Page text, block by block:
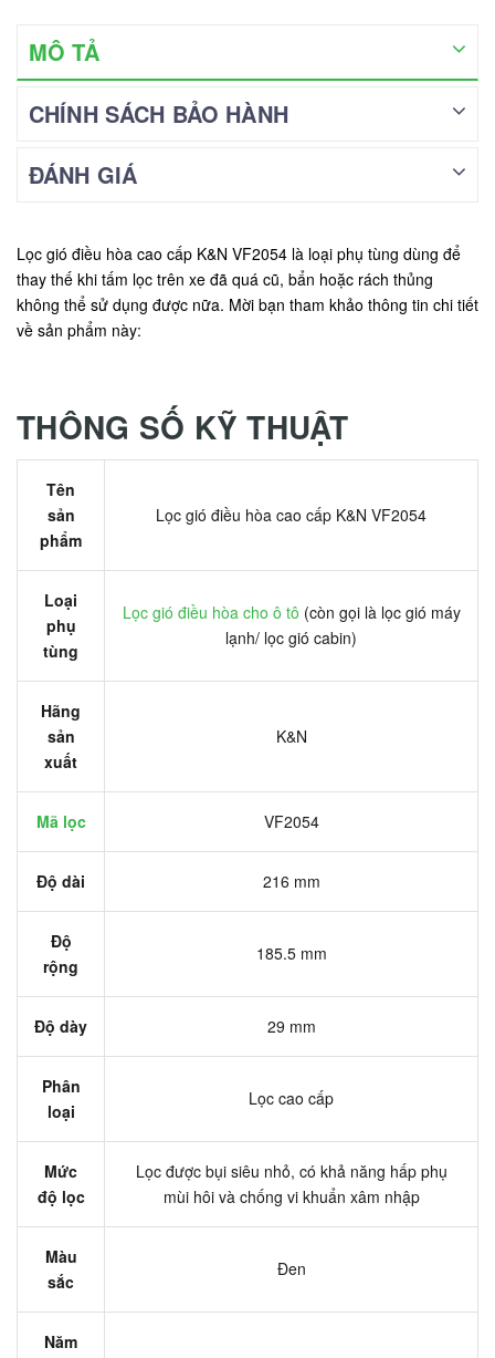
MÔ TẢ
CHÍNH SÁCH BẢO HÀNH
ĐÁNH GIÁ
Lọc gió điều hòa cao cấp K&N VF2054 là loại phụ tùng dùng để
thay thế khi tấm lọc trên xe đã quá cũ, bẩn hoặc rách thủng
không thể sử dụng được nữa. Mời bạn tham khảo thông tin chi tiết
về sản phẩm này:
THÔNG SỐ KỸ THUẬT
Tên
sản
phẩm
Lọc gió điều hòa cao cấp K&N VF2054
Loại
phụ
tùng
Lọc gió điều hòa cho ô tô (còn gọi là lọc gió máy
lạnh/ lọc gió cabin)
Hãng
sản
xuất
K&N
Mã lọc VF2054
Độ dài 216 mm
Độ
rộng
185.5 mm
Độ dày 29 mm
Phân
loại
Lọc cao cấp
Mức
độ lọc
Lọc được bụi siêu nhỏ, có khả năng hấp phụ
mùi hôi và chống vi khuẩn xâm nhập
Màu
sắc
Đen
Năm